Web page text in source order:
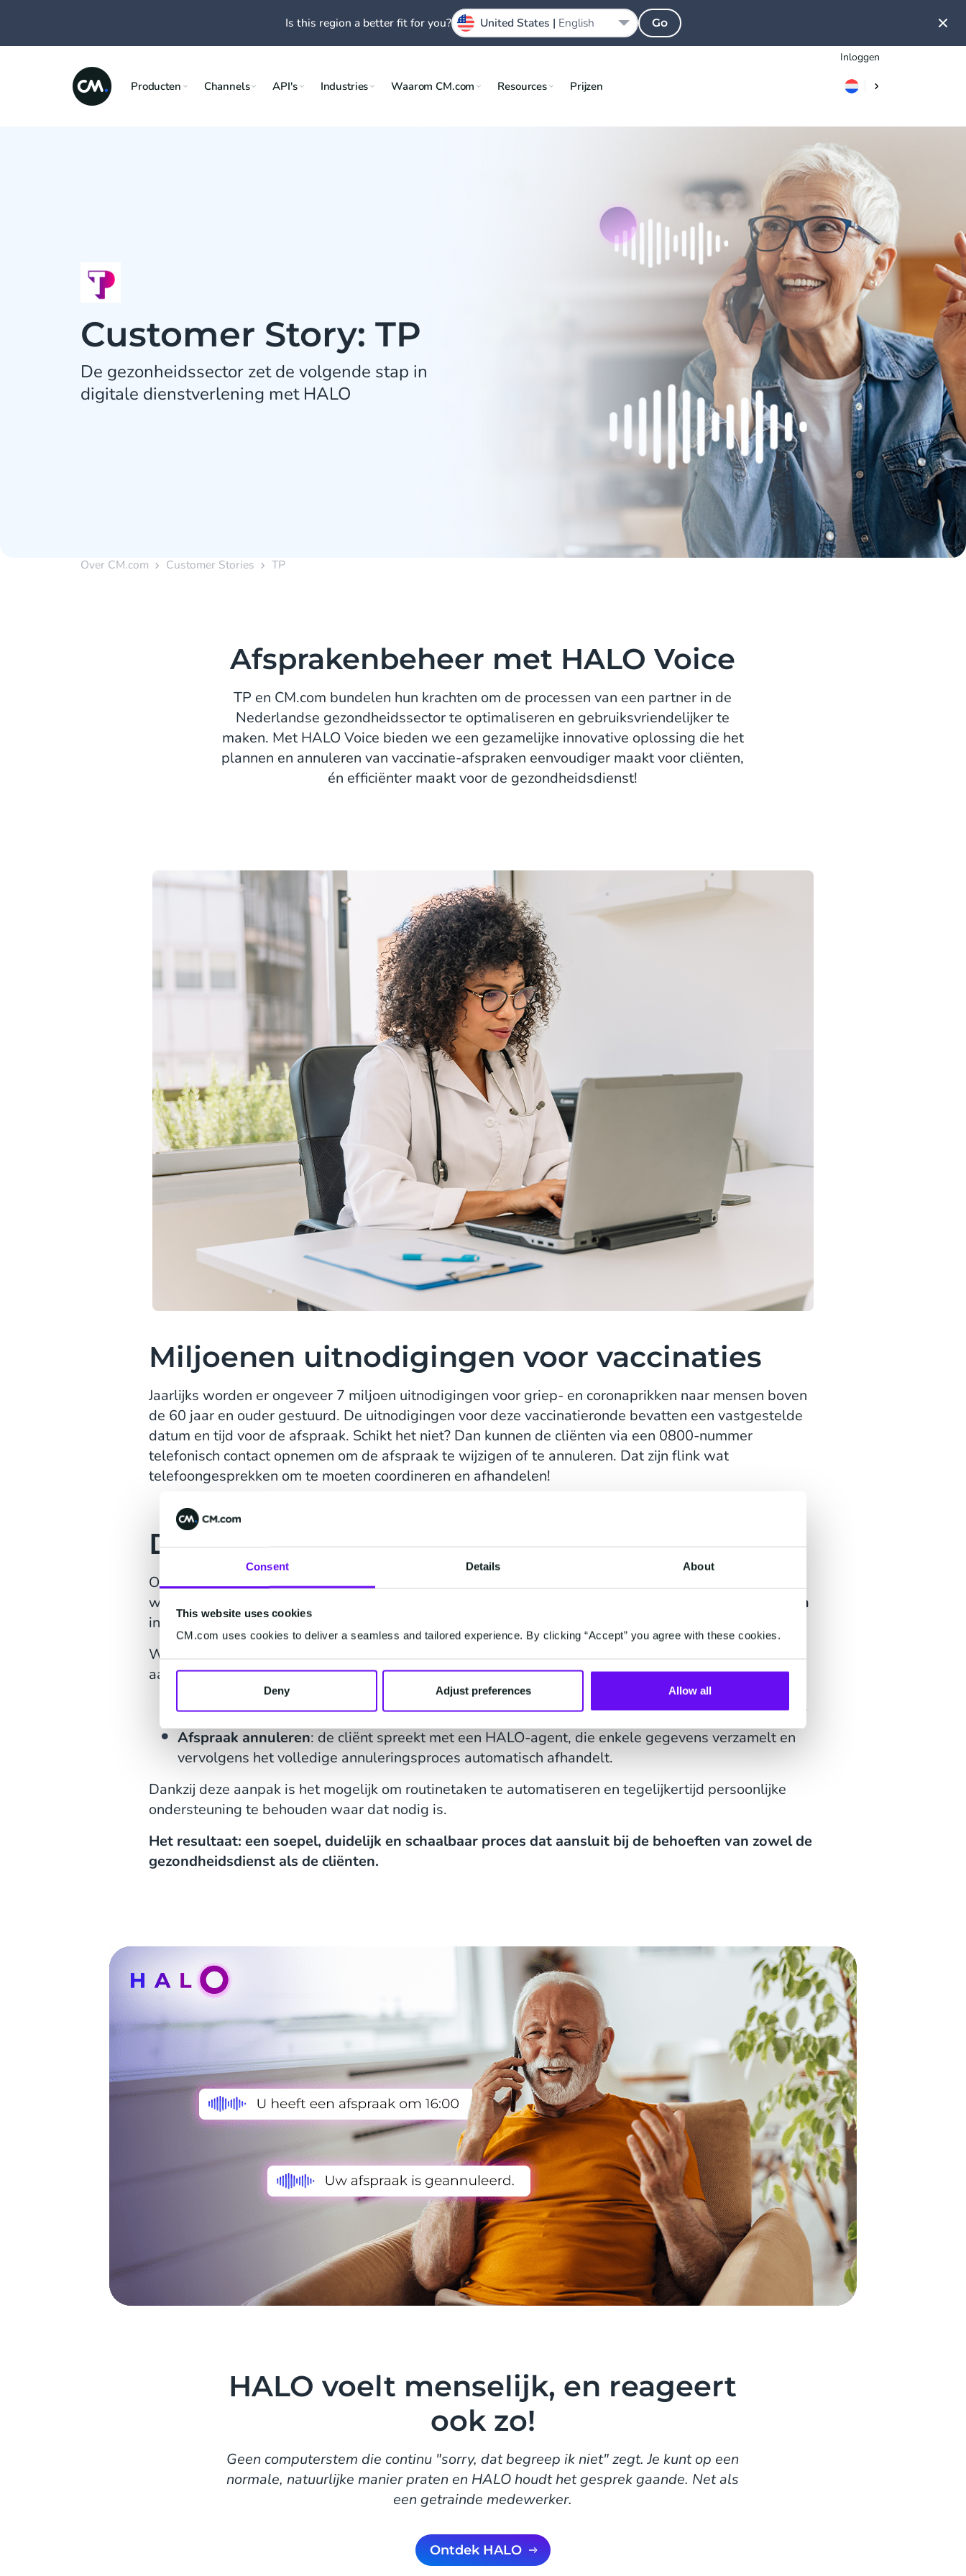
Consent Details About
This website uses cookies
CM.com uses cookies to deliver a seamless and tailored experience. By clicking “Accept” you agree with these cookies.
Deny Adjust preferences Allow all
Inloggen
Producten Channels API's Industries Waarom CM.com Resources Prijzen
Customer Story: TP
De gezonheidssector zet de volgende stap in
digitale dienstverlening met HALO
Over CM.com Customer Stories TP
Afsprakenbeheer met HALO Voice
TP en CM.com bundelen hun krachten om de processen van een partner in de
Nederlandse gezondheidssector te optimaliseren en gebruiksvriendelijker te
maken. Met HALO Voice bieden we een gezamelijke innovative oplossing die het
plannen en annuleren van vaccinatie-afspraken eenvoudiger maakt voor cliënten,
én efficiënter maakt voor de gezondheidsdienst!
Miljoenen uitnodigingen voor vaccinaties
Jaarlijks worden er ongeveer 7 miljoen uitnodigingen voor griep- en coronaprikken naar mensen boven
de 60 jaar en ouder gestuurd. De uitnodigingen voor deze vaccinatieronde bevatten een vastgestelde
datum en tijd voor de afspraak. Schikt het niet? Dan kunnen de cliënten via een 0800-nummer
telefonisch contact opnemen om de afspraak te wijzigen of te annuleren. Dat zijn flink wat
telefoongesprekken om te moeten coordineren en afhandelen!
Dat kan eenvoudiger én efficiënter
Om het afsprakenproces efficiënter en gebruiksvriendelijker te maken voor deze gezondheidspartner,
werken
CM.com Voice Platform
in combinatie met de Agentic AI oplossing
Wanneer cliënten het 0800-nummer in de uitnodiging bellen, krijgen zij een eenvoudig keuzemenu
aangeboden:
Afspraak wijzigen: de cliënt wordt direct doorverbonden met een medewerker van het callcenter.
Afspraak annuleren: de cliënt spreekt met een HALO-agent, die enkele gegevens verzamelt en
vervolgens het volledige annuleringsproces automatisch afhandelt.
Dankzij deze aanpak is het mogelijk om routinetaken te automatiseren en tegelijkertijd persoonlijke
ondersteuning te behouden waar dat nodig is.
Het resultaat: een soepel, duidelijk en schaalbaar proces dat aansluit bij de behoeften van zowel de
gezondheidsdienst als de cliënten.
HALO voelt menselijk, en reageert
ook zo!
Geen computerstem die continu "sorry, dat begreep ik niet" zegt. Je kunt op een
normale, natuurlijke manier praten en HALO houdt het gesprek gaande. Net als
een getrainde medewerker.
Ontdek HALO
Is this region a better fit for you? United States | English Go